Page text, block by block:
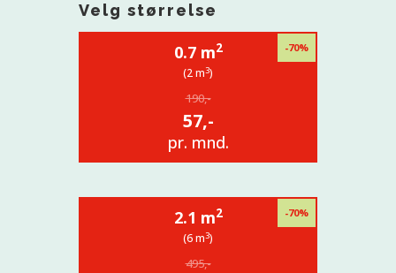
Velg størrelse
-70%
0.7 m2
(2 m3)
190,-
57,-
pr. mnd.
-70%
2.1 m2
(6 m3)
495,-